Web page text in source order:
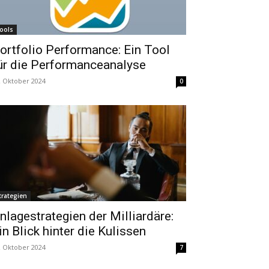
Performance: Ein Tool
die Performanceanalyse
Oktober 2024 0
der Milliardäre:
Blick hinter die Kulissen
Oktober 2024 7